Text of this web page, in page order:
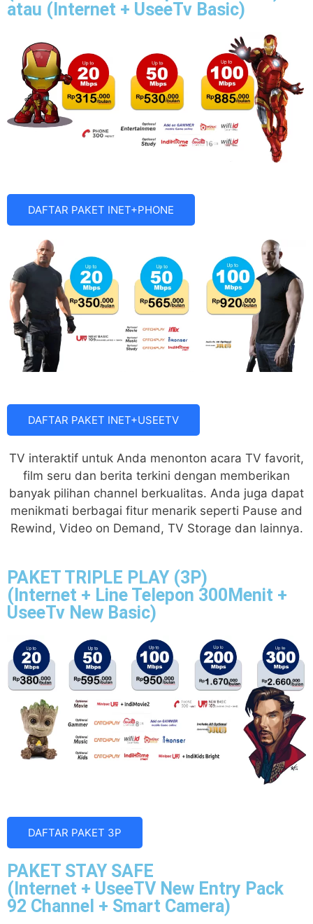
atau (Internet + UseeTv Basic)
DAFTAR PAKET INET+PHONE
DAFTAR PAKET INET+USEETV
TV interaktif untuk Anda menonton acara TV favorit,
film seru dan berita terkini dengan memberikan
banyak pilihan channel berkualitas. Anda juga dapat
menikmati berbagai fitur menarik seperti Pause and
Rewind, Video on Demand, TV Storage dan lainnya.
PAKET TRIPLE PLAY (3P)
(Internet + Line Telepon 300Menit +
UseeTv New Basic)
DAFTAR PAKET 3P
PAKET STAY SAFE
(Internet + UseeTV New Entry Pack
92 Channel + Smart Camera)